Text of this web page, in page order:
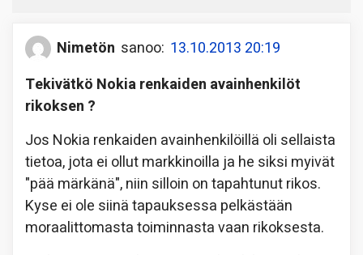
Nimetön sanoo: 13.10.2013 20:19
Tekivätkö Nokia renkaiden avainhenkilöt
rikoksen ?
Jos Nokia renkaiden avainhenkilöillä oli sellaista
tietoa, jota ei ollut markkinoilla ja he siksi myivät
"pää märkänä", niin silloin on tapahtunut rikos.
Kyse ei ole siinä tapauksessa pelkästään
moraalittomasta toiminnasta vaan rikoksesta.